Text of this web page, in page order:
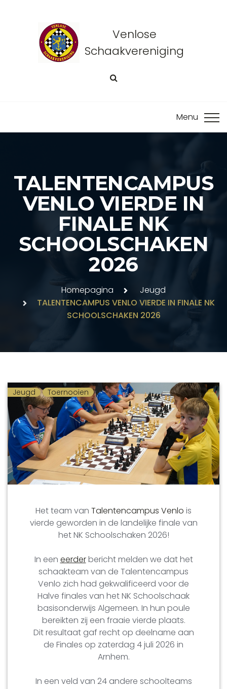
Venlose
Schaakvereniging
TALENTENCAMPUS
VENLO VIERDE IN
FINALE NK
SCHOOLSCHAKEN
2026
Homepagina
Jeugd
TALENTENCAMPUS VENLO VIERDE IN FINALE NK
SCHOOLSCHAKEN 2026
Jeugd Toernooien
Het team van Talentencampus Venlo is
vierde geworden in de landelijke finale van
het NK Schoolschaken 2026!
In een eerderbericht melden we dat het
schaakteam van de Talentencampus
Venlo zich had gekwalificeerd voor de
Halve finales van het NK Schoolschaak
basisonderwijs Algemeen. In hun poule
bereikten zij een fraaie vierde plaats.
Dit resultaat gaf recht op deelname aan
de Finales op zaterdag 4 juli 2026 in
Arnhem.
In een veld van 24 andere schoolteams